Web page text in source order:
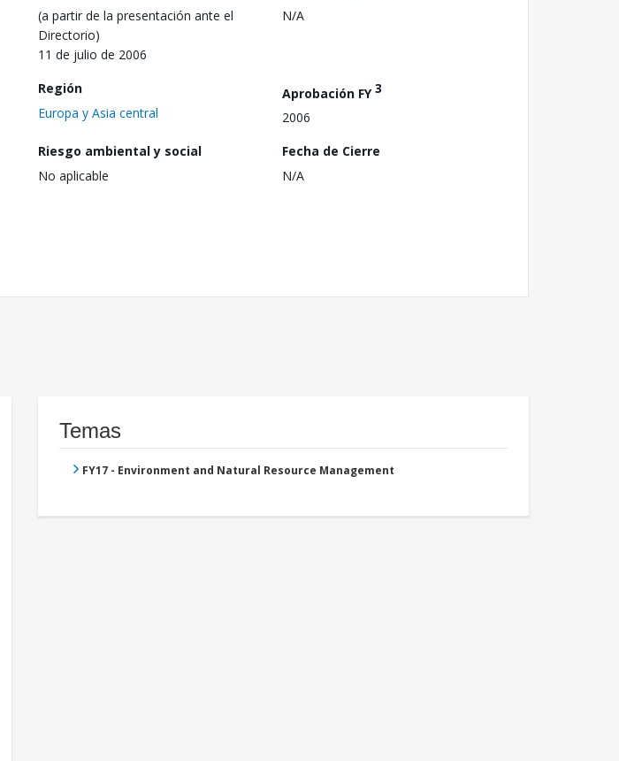
(a partir de la presentación ante el
Directorio)
11 de julio de 2006
N/A
Región
Europa y Asia central
Aprobación FY3
2006
Riesgo ambiental y social
No aplicable
Fecha de Cierre
N/A
Temas
FY17 - Environment and Natural Resource Management